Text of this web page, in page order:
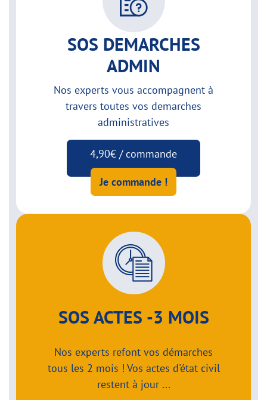
SOS DEMARCHES
ADMIN
Nos experts vous accompagnent à
travers toutes vos demarches
administratives
4,90€ / commande
Je commande !
SOS ACTES -3 MOIS
Nos experts refont vos démarches
tous les 2 mois ! Vos actes d'état civil
restent à jour ...